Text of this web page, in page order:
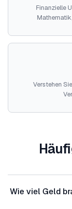
Finanzielle
Verstehen
Wie viel Geld